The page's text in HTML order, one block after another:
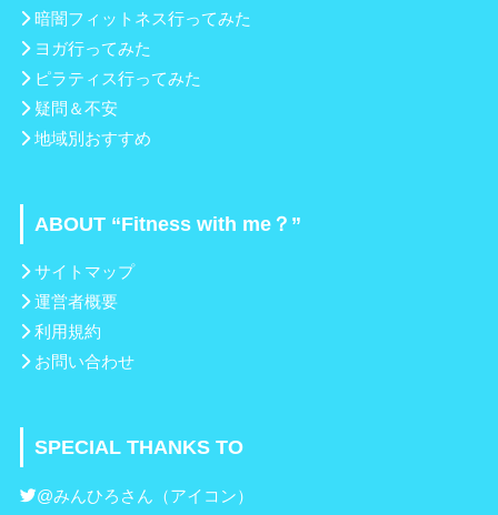
暗闇フィットネス行ってみた
ヨガ行ってみた
ピラティス行ってみた
疑問＆不安
地域別おすすめ
ABOUT “Fitness with me？”
サイトマップ
運営者概要
利用規約
お問い合わせ
SPECIAL THANKS TO
@みんひろ さん（アイコン）